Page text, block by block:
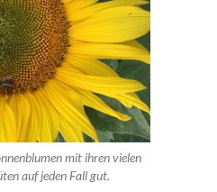
mit ihren vielen
auf jeden Fall gut.